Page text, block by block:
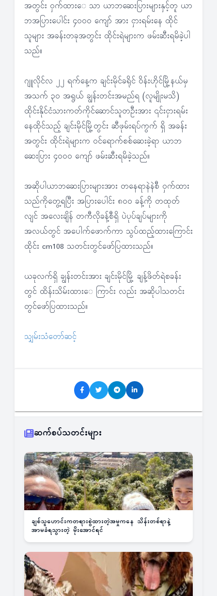
အတွင်း ဝှက်ထားေ သာ ယာဘဆေးပြားများနှင့်တူ ယာ
ဘအပြားပေါင်း ၄၀၀၀ ကျော် အား ငှားရမ်းနေ ထိုင်
သူများ အခန်းတခုအတွင်း ထိုင်းရဲများက ဖမ်းဆီးရမိခဲ့ပါ
သည်။
ဂျူလိုင်လ ၂၂ ရက်နေ့က ချင်းမိုင်ခရိုင် ဝိန်းဟိုင်မြို့နယ်မှ
အသက် ၃၀ အရွယ် ချွန်းတင်းအမည်ရ (လူမျိုးမသိ)
ထိုင်းနိုင်ငံသားကတ်ကိုင်ဆောင်သူတဦးအား ၎င်းငှားရမ်း
နေထိုင်သည့် ချင်းမိုင်မြို့တွင်း ဆီဖုမ်းရပ်ကွက် ရှိ အခန်း
အတွင်း ထိုင်းရဲများက ဝင်ရောက်စစ်ဆေးခဲ့ရာ ယာဘ
ဆေးပြား ၄၀၀၀ ကျော် ဖမ်းဆီးရမိခဲ့သည်။
အဆိုပါယာဘဆေးပြားများအား တနေရာနဲနဲစီ ဝှက်ထား
သည်ကိုတွေ့ရပြီး အပြားပေါင်း ၈၀၀ ခန့်ကို တထုတ်
လျင် အလေးချိန် တကီလိုခန့်စီရှိ ပဲပုပ်ချပ်များကို
အလယ်တွင် အပေါက်ဖောက်ကာ သွပ်ထည့်ထားကြောင်း
ထိုင်း cm108 သတင်းတွင်ဖော်ပြထားသည်။
ယခုလက်ရှိ ချွန်းတင်းအား ချင်းမိုင်မြို့ ချန့်ဖိတ်ရဲစခန်း
တွင် ထိန်းသိမ်းထားေ ကြာင်း လည်း အဆိုပါသတင်း
တွင်ဖော်ပြထားသည်။
သျှမ်းသံတော်ဆင့်
ဆက်စပ်သတင်းများ
ချစ်သူဟောင်းကတရားစွဲထားတဲ့အမှုကနေ သိန်းတစ်ရာနဲ့
အာမခံရသွားတဲ့ မိုးအောင်ရင်